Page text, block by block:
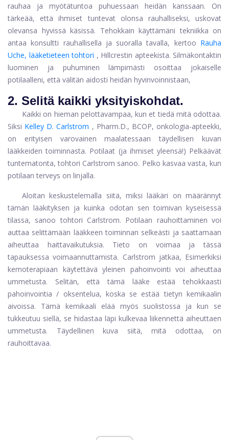
rauhaa ja myötätuntoa puhuessaan heidän kanssaan. On
tärkeää, että ihmiset tuntevat olonsa rauhalliseksi, uskovat
olevansa hyvissä käsissä. Tehokkain käyttämäni tekniikka on
antaa konsultti rauhallisella ja suoralla tavalla, kertoo Rauha
Uche, lääketieteen tohtori , Hillcrestin apteekista. Silmäkontaktin
luominen ja puhuminen lämpimästi osoittaa jokaiselle
potilaalleni, että välitän aidosti heidän hyvinvoinnistaan,
2. Selitä kaikki yksityiskohdat.
Kaikki on hieman pelottavampaa, kun et tiedä mitä odottaa.
Siksi Kelley D. Carlstrom , Pharm.D., BCOP, onkologia-apteekki,
on erityisen varovainen maalatessaan täydellisen kuvan
lääkkeiden toiminnasta. Potilaat (ja ihmiset yleensä!) Pelkäävät
tuntematonta, tohtori Carlstrom sanoo. Pelko kasvaa vasta, kun
potilaan terveys on linjalla.
Aloitan keskustelemalla siitä, miksi lääkäri on määrännyt
tämän lääkityksen ja kuinka odotan sen toimivan kyseisessä
tilassa, sanoo tohtori Carlstrom. Potilaan rauhoittaminen voi
auttaa selittämään lääkkeen toiminnan selkeästi ja saattamaan
aiheuttaa haittavaikutuksia. Tieto on voimaa ja tässä
tapauksessa voimaannuttamista. Carlstrom jatkaa, Esimerkiksi
kemoterapiaan käytettävä yleinen pahoinvointi voi aiheuttaa
ummetusta. Selitän, että tämä lääke estää tehokkaasti
pahoinvointia / oksentelua, koska se estää tietyn kemikaalin
aivoissa. Tämä kemikaali elää myös suolistossa ja kun se
tukkeutuu siellä, se hidastaa läpi kulkevaa liikennettä aiheuttaen
ummetusta. Täydellinen kuva siitä, mitä odottaa, on
rauhoittavaa.